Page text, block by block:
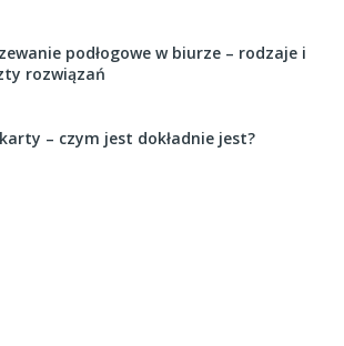
podłogowe w biurze – rodzaje i
rozwiązań
– czym jest dokładnie jest?